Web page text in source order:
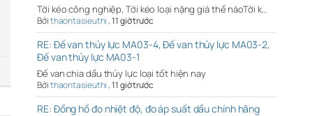
Tời kéo công nghiệp, Tới kéo loại nặng giá thế nàoTời k…
Bởithaontasieuthi,11 giờ trước
RE: Đế van thủy lực MA03-4, Đế van thủy lực MA03-2,
Đế van thủy lực MA03-1
Đế van chia dầu thủy lực loại tốt hiện nay
Bởithaontasieuthi,11 giờ trước
RE: Đồng hồ đo nhiệt độ, đo áp suất dầu chính hãng